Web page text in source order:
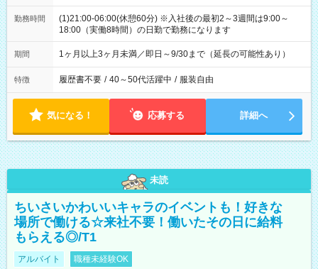
勤務時間
(1)21:00-06:00(休憩60分) ※入社後の最初2～3週間は9:00～
18:00（実働8時間）の日勤で勤務になります
期間 1ヶ月以上3ヶ月未満／即日～9/30まで（延長の可能性あり）
特徴 履歴書不要 / 40～50代活躍中 / 服装自由
気になる！ 応募する 詳細へ
未読
ちいさいかわいいキャラのイベントも！好きな
場所で働ける☆来社不要！働いたその日に給料
もらえる◎/T1
アルバイト 職種未経験OK